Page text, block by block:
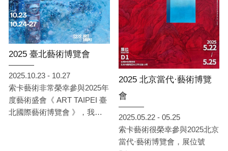
2025 臺北藝術博覽會
2025.10.23 - 10.27
索卡藝術非常榮幸參與2025年
度藝術盛會《 ART TAIPEI 臺
北國際藝術博覽會 》，我們
2025 北京當代·藝術博覽
會
2025.05.22 - 05.25
索卡藝術很榮幸參與2025北京
當代·藝術博覽會，展位號